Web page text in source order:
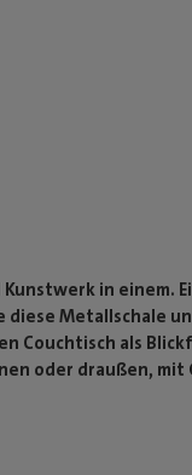
in einem.
Metallschale
Couchtisch als
oder draußen, mit